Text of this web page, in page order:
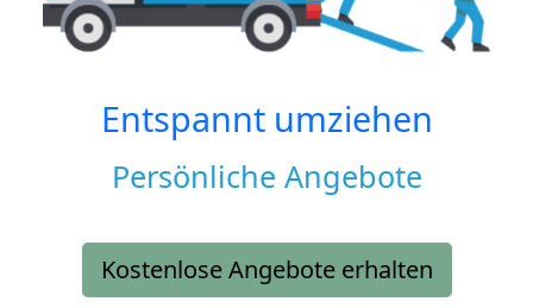
Entspannt umziehen
Persönliche Angebote
Kostenlose Angebote erhalten